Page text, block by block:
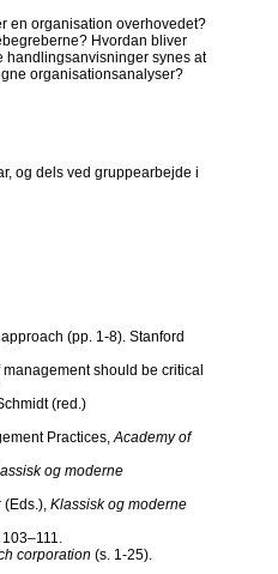
en organisation overhovedet?
Hvordan bliver
handlingsanvisninger synes at
organisationsanalyser?
og dels ved gruppearbejde i
(pp. 1-8). Stanford
should be critical
(red.)
Practices,Academy of
og moderne
(Eds.), Klassisk og moderne
corporation (s. 1-25).